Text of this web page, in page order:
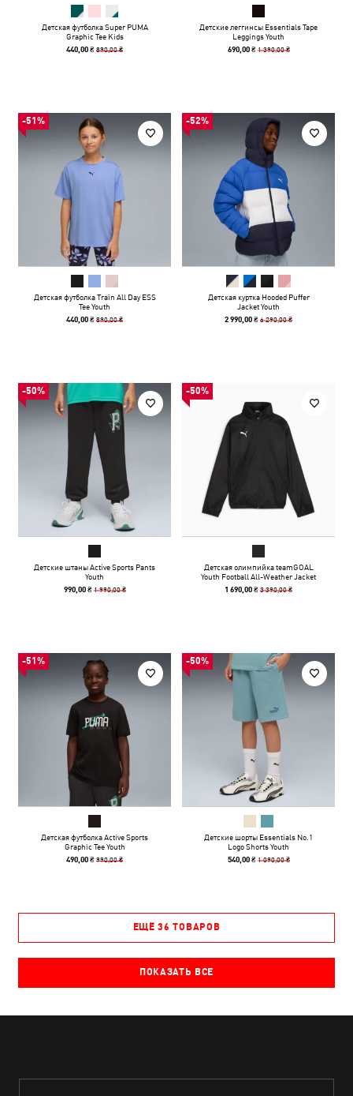
Детская футболка Super PUMA
Graphic Tee Kids
440,00 ₴890,00 ₴
Детские леггинсы Essentials Tape
Leggings Youth
690,00 ₴ 1 390,00 ₴
-51%
Детская футболка Train All Day ESS
Tee Youth
440,00 ₴890,00 ₴
-52%
Детская куртка Hooded Puffer
Jacket Youth
2 990,00 ₴6 290,00 ₴
-50%
Детские штаны Active Sports Pants
Youth
990,00 ₴ 1 990,00 ₴
-50%
Детская олимпийка teamGOAL
Youth Football All-Weather Jacket
1 690,00 ₴3 390,00 ₴
-51%
Детская футболка Active Sports
Graphic Tee Youth
490,00 ₴990,00 ₴
-50%
Детские шорты Essentials No.1
Logo Shorts Youth
540,00 ₴ 1 090,00 ₴
ЕЩЁ 36 ТОВАРОВ
ПОКАЗАТЬ ВСЕ